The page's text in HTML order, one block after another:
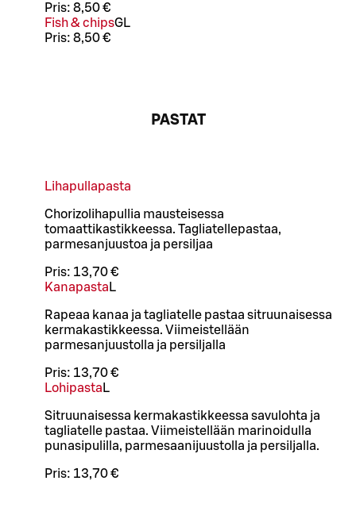
Pris: 8,50 €
Fish & chipsGL
Pris: 8,50 €
PASTAT
Lihapullapasta
Chorizolihapullia mausteisessa
tomaattikastikkeessa. Tagliatellepastaa,
parmesanjuustoa ja persiljaa
Pris: 13,70 €
Kanapasta L
Rapeaa kanaa ja tagliatelle pastaa sitruunaisessa
kermakastikkeessa. Viimeistellään
parmesanjuustolla ja persiljalla
Pris: 13,70 €
Lohipasta L
Sitruunaisessa kermakastikkeessa savulohta ja
tagliatelle pastaa. Viimeistellään marinoidulla
punasipulilla, parmesaanijuustolla ja persiljalla.
Pris: 13,70 €